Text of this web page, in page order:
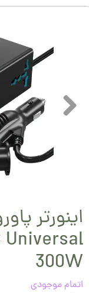
Universal
300W
اتمام موجودی